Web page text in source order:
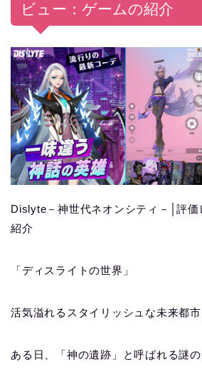
ビュー：ゲームの紹介
Dislyte－神世代ネオンシティ－│評
紹介
「ディスライトの世界」
活気溢れるスタイリッシュな未来都市
ある日、「神の遺跡」と呼ばれる謎の